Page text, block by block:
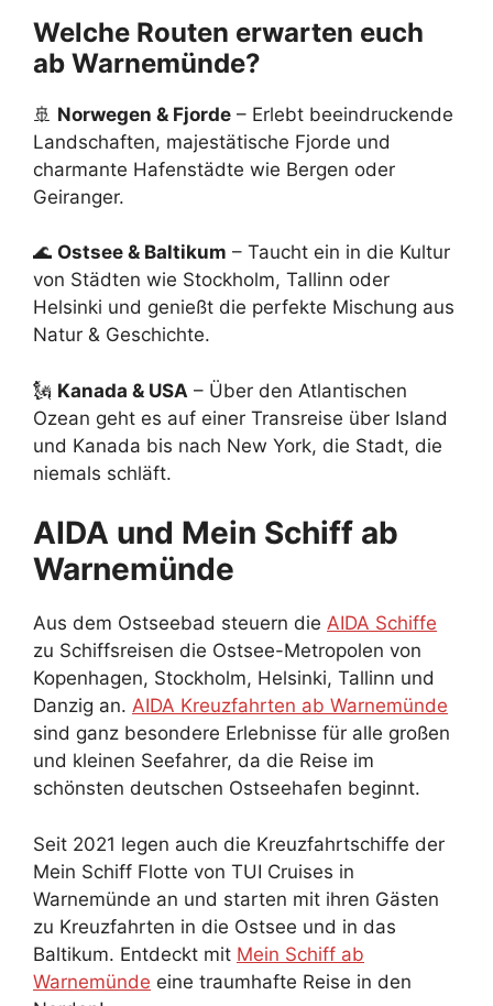
Welche Routen erwarten euch
ab Warnemünde?
🚢 Norwegen & Fjorde – Erlebt beeindruckende
Landschaften, majestätische Fjorde und
charmante Hafenstädte wie Bergen oder
Geiranger.
🌊 Ostsee & Baltikum – Taucht ein in die Kultur
von Städten wie Stockholm, Tallinn oder
Helsinki und genießt die perfekte Mischung aus
Natur & Geschichte.
🗽 Kanada & USA – Über den Atlantischen
Ozean geht es auf einer Transreise über Island
und Kanada bis nach New York, die Stadt, die
niemals schläft.
AIDA und Mein Schiff ab
Warnemünde
Aus dem Ostseebad steuern die AIDA Schiffe
zu Schiffsreisen die Ostsee-Metropolen von
Kopenhagen, Stockholm, Helsinki, Tallinn und
Danzig an. AIDA Kreuzfahrten ab Warnemünde
sind ganz besondere Erlebnisse für alle großen
und kleinen Seefahrer, da die Reise im
schönsten deutschen Ostseehafen beginnt.
Seit 2021 legen auch die Kreuzfahrtschiffe der
Mein Schiff Flotte von TUI Cruises in
Warnemünde an und starten mit ihren Gästen
zu Kreuzfahrten in die Ostsee und in das
Baltikum. Entdeckt mit Mein Schiff ab
Warnemünde eine traumhafte Reise in den